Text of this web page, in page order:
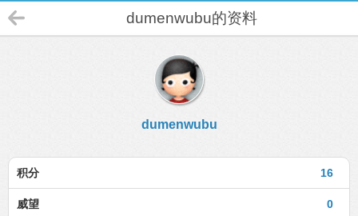
dumenwubu的资料
dumenwubu
16
积分
0
威望